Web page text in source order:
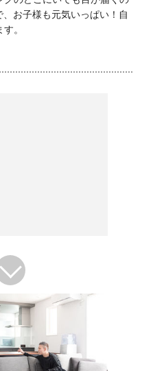
お子様も元気いっぱい！自
。